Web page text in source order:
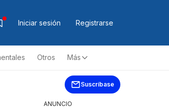
Iniciar sesión Registrarse
Otros Más
Suscríbase
ANUNCIO